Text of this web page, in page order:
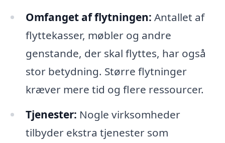
Omfanget af flytningen: Antallet af
flyttekasser, møbler og andre
genstande, der skal flyttes, har også
stor betydning. Større flytninger
kræver mere tid og flere ressourcer.
Tjenester: Nogle virksomheder
tilbyder ekstra tjenester som